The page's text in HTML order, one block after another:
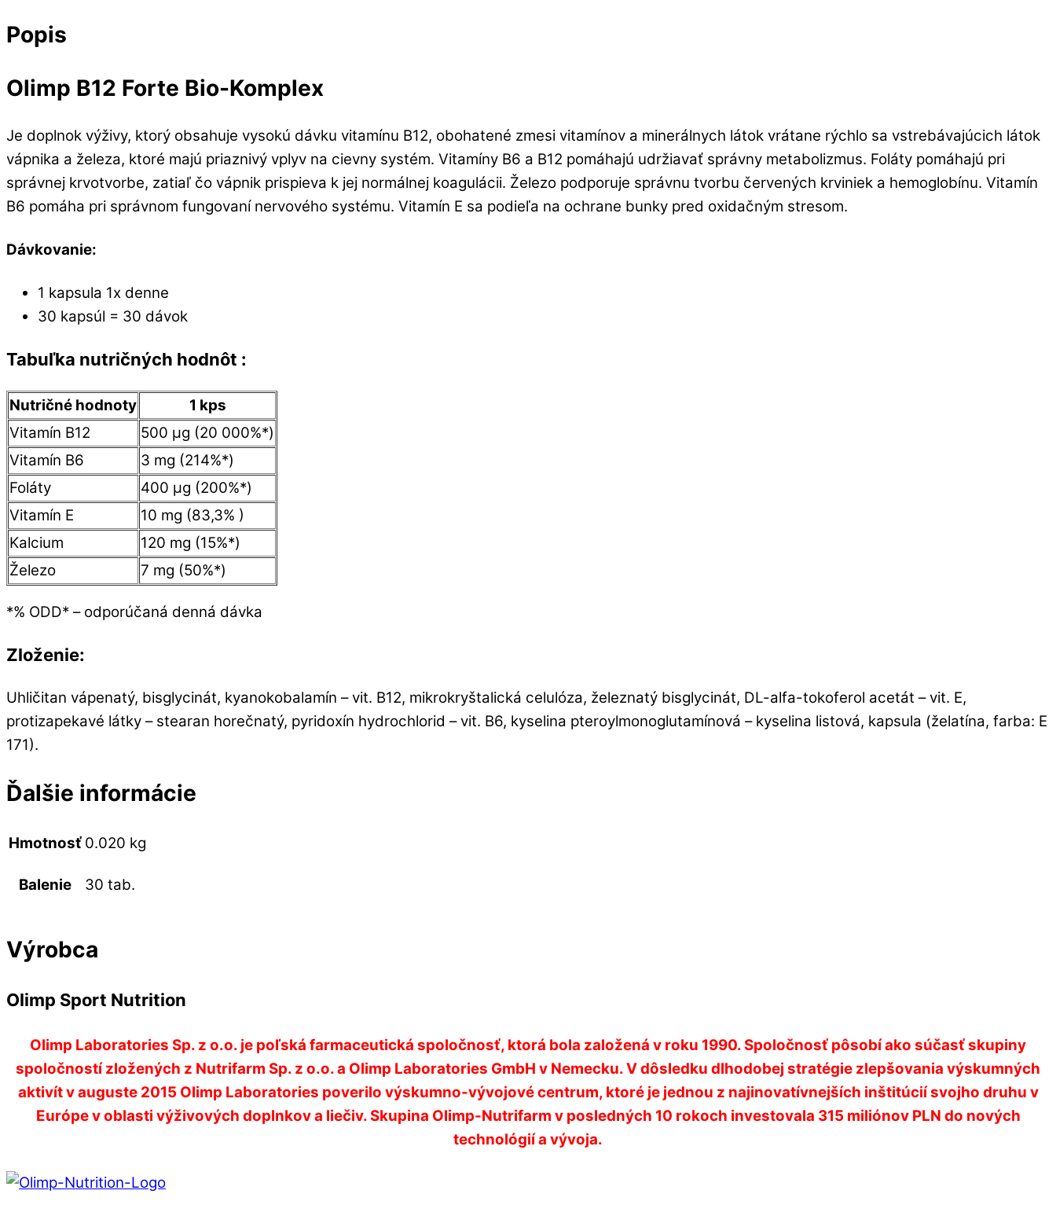
Popis
Olimp B12 Forte Bio-Komplex
Je doplnok výživy, ktorý obsahuje vysokú dávku vitamínu B12, obohatené zmesi vitamínov a minerálnych látok vrátane rýchlo sa vstrebávajúcich látok
vápnika a železa, ktoré majú priaznivý vplyv na cievny systém. Vitamíny B6 a B12 pomáhajú udržiavať správny metabolizmus. Foláty pomáhajú pri
správnej krvotvorbe, zatiaľ čo vápnik prispieva k jej normálnej koagulácii. Železo podporuje správnu tvorbu červených krviniek a hemoglobínu. Vitamín
B6 pomáha pri správnom fungovaní nervového systému. Vitamín E sa podieľa na ochrane bunky pred oxidačným stresom.
Dávkovanie:
1 kapsula 1x denne
30 kapsúl = 30 dávok
Tabuľka nutričných hodnôt :
Nutričné hodnoty
1 kps
Vitamín B12
500 µg (20 000%*)
Vitamín B6
3 mg (214%*)
Foláty
400 µg (200%*)
Vitamín E
10 mg (83,3% )
Kalcium
120 mg (15%*)
Železo
7 mg (50%*)
*% ODD* – odporúčaná denná dávka
Zloženie:
Uhličitan vápenatý, bisglycinát, kyanokobalamín – vit. B12, mikrokryštalická celulóza, železnatý bisglycinát, DL-alfa-tokoferol acetát – vit. E,
protizapekavé látky – stearan horečnatý, pyridoxín hydrochlorid – vit. B6, kyselina pteroylmonoglutamínová – kyselina listová, kapsula (želatína, farba: E
171).
Ďalšie informácie
Hmotnosť 0.020 kg
Balenie 30 tab.
Výrobca
Olimp Sport Nutrition
Olimp Laboratories Sp. z o.o. je poľská farmaceutická spoločnosť, ktorá bola založená v roku 1990. Spoločnosť pôsobí ako súčasť skupiny
spoločností zložených z Nutrifarm Sp. z o.o. a Olimp Laboratories GmbH v Nemecku.V dôsledku dlhodobej stratégie zlepšovania výskumných
aktivít v auguste 2015 Olimp Laboratories poverilo výskumno-vývojové centrum, ktoré je jednou z najinovatívnejších inštitúcií svojho druhu v
Európe v oblasti výživových doplnkov a liečiv. Skupina Olimp-Nutrifarm v posledných 10 rokoch investovala 315 miliónov PLN do nových
technológií a vývoja.